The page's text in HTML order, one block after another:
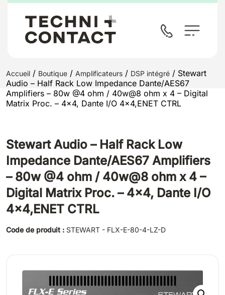
Accueil / Boutique / Amplificateurs / DSP intégré / Stewart
Audio – Half Rack Low Impedance Dante/AES67
Amplifiers – 80w @4 ohm / 40w@8 ohm x 4 – Digital
Matrix Proc. – 4×4, Dante I/O 4×4,ENET CTRL
Stewart Audio – Half Rack Low
Impedance Dante/AES67 Amplifiers
– 80w @4 ohm / 40w@8 ohm x 4 –
Digital Matrix Proc. – 4×4, Dante I/O
4×4,ENET CTRL
Code de produit : STEWART - FLX-E-80-4-LZ-D